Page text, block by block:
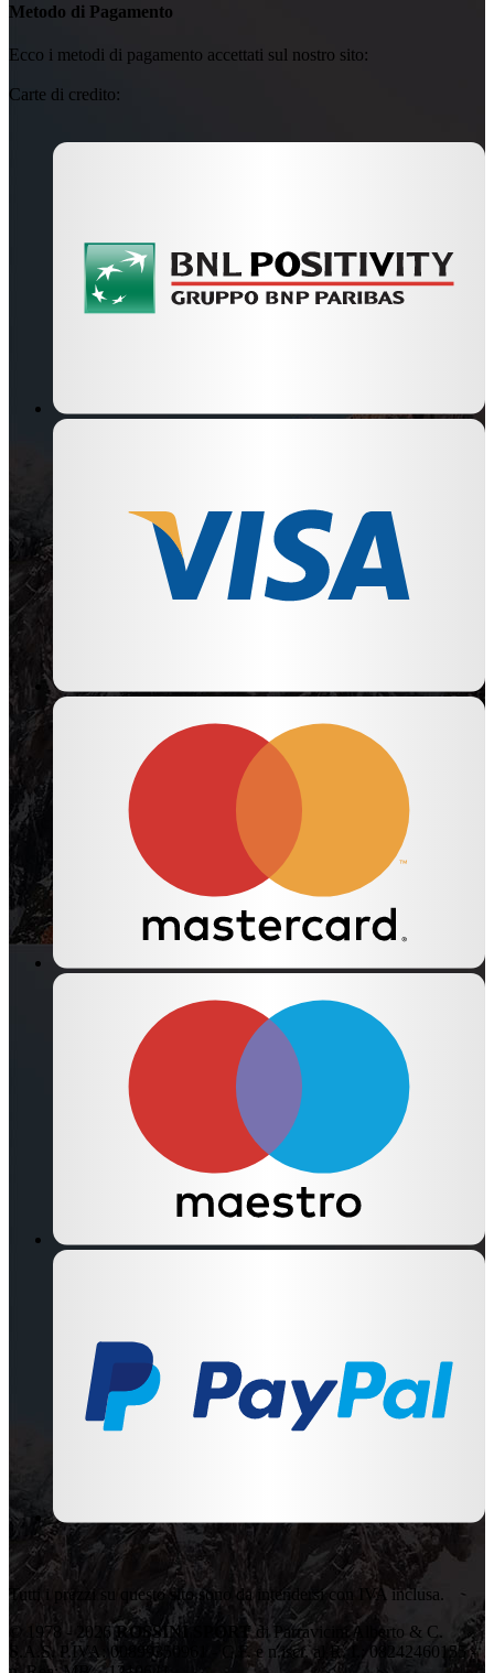
Metodo di Pagamento
Ecco i metodi di pagamento accettati sul nostro sito:
Carte di credito:
Tutti i prezzi su questo sito sono da intendersi con IVA inclusa.
© 1978 - 2026ROSSINI SPORT di Parravicini Alberto & C.
S.A.S. P.IVA: 00899350961 - C.F. e n.iscr. al R. I.: 08242460155 -